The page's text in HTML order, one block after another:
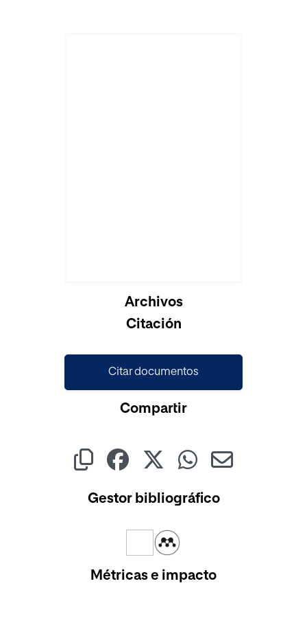
Archivos
Citación
Citar documentos
Compartir
Gestor bibliográfico
Métricas e impacto